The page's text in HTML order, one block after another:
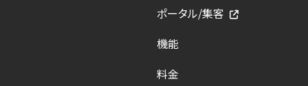
ポータル/集客
機能
料金